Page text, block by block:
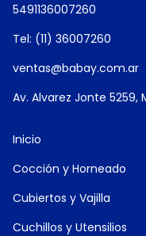
5491136007260
Tel: (11) 36007260
ventas@babay.com.ar
Av. Alvarez Jonte
Inicio
Cocción y Horneado
Cubiertos y Vajilla
Cuchillos y Utensilios